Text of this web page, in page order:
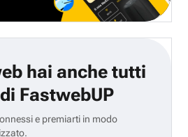
hai anche tutti
FastwebUP
e premiarti in modo